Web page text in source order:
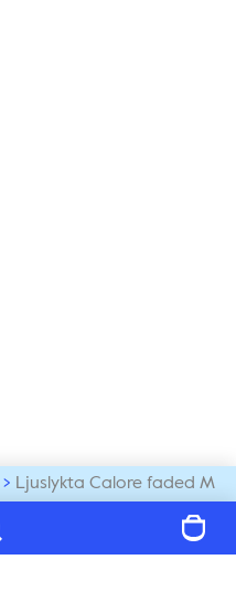
Ljuslykta Calore faded M